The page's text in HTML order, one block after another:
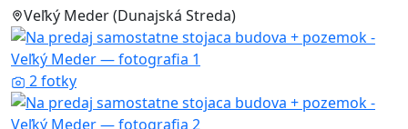
Veľký Meder (Dunajská Streda)
2 fotky